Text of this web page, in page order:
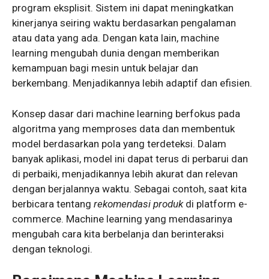
program eksplisit. Sistem ini dapat meningkatkan
kinerjanya seiring waktu berdasarkan pengalaman
atau data yang ada. Dengan kata lain, machine
learning mengubah dunia dengan memberikan
kemampuan bagi mesin untuk belajar dan
berkembang. Menjadikannya lebih adaptif dan efisien.
Konsep dasar dari machine learning berfokus pada
algoritma yang memproses data dan membentuk
model berdasarkan pola yang terdeteksi. Dalam
banyak aplikasi, model ini dapat terus di perbarui dan
di perbaiki, menjadikannya lebih akurat dan relevan
dengan berjalannya waktu. Sebagai contoh, saat kita
berbicara tentang rekomendasi produkdi platform e-
commerce. Machine learning yang mendasarinya
mengubah cara kita berbelanja dan berinteraksi
dengan teknologi.